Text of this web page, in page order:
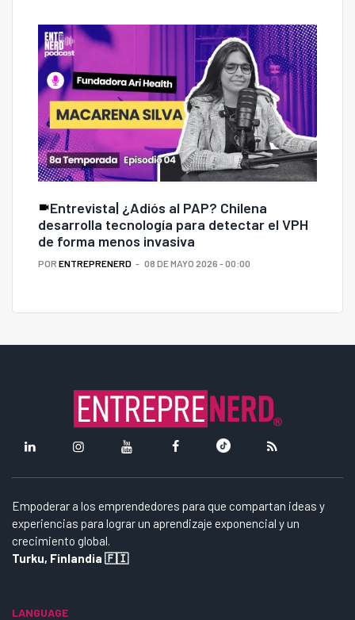
Entrevista| ¿Adiós al PAP? Chilena
desarrolla tecnología para detectar el VPH
de forma menos invasiva
POR ENTREPRENERD 08 DE MAYO 2026 - 00:00
Empoderar a los emprendedores para que compartan ideas y
experiencias para lograr un aprendizaje exponencial y un
crecimiento global.
Turku, Finlandia 🇫🇮
LANGUAGE